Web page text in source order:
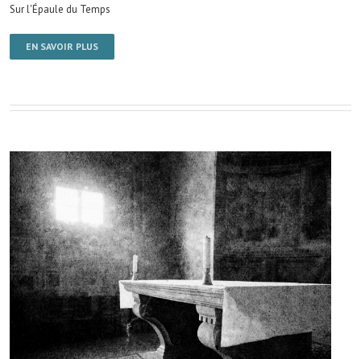
Sur l'Épaule du Temps
EN SAVOIR PLUS